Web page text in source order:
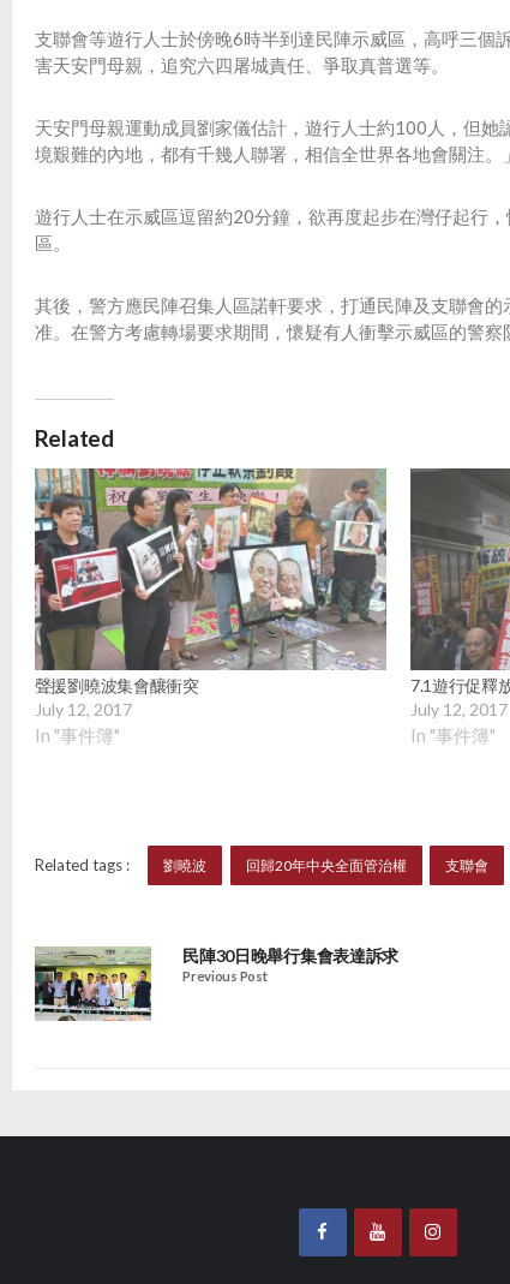
支聯會等遊行人士於傍晚6時半到達民陣示威區，高呼三個
害天安門母親，追究六四屠城責任、爭取真普選等。
天安門母親運動成員劉家儀估計，遊行人士約100人，但
境艱難的內地，都有千幾人聯署，相信全世界各地會關注。」
遊行人士在示威區逗留約20分鐘，欲再度起步在灣仔起行
區。
其後，警方應民陣召集人區諾軒要求，打通民陣及支聯會
准。在警方考慮轉場要求期間，懷疑有人衝擊示威區的警
Related
聲援劉曉波集會釀衝突
July 12, 2017
In "事件簿"
7.1遊行促釋
July 12, 2017
In "事件簿"
Related tags : 劉曉波 回歸20年中央全面管治權 支聯會
民陣30日晚舉行集會表達訴求
Previous Post